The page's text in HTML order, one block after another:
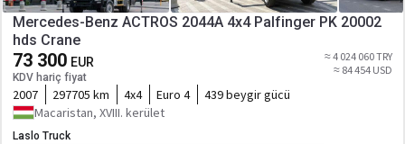
Mercedes-Benz ACTROS 2044A 4x4 Palfinger PK 20002
hds Crane
73 300 EUR
KDV hariç fiyat
≈ 4 024 060 TRY
≈ 84 454 USD
2007 297705 km 4x4 Euro 4
439 beygir gücü
Macaristan, XVIII. kerület
Laslo Truck